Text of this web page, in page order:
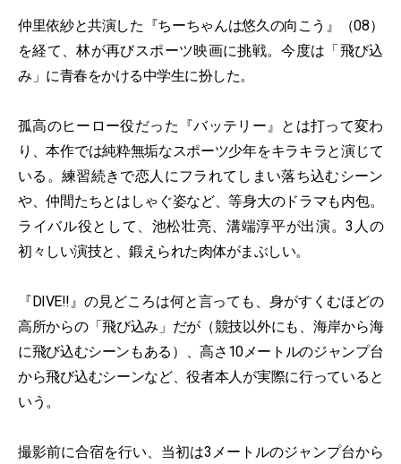
仲里依紗と共演した『ちーちゃんは悠久の向こう』（08）
を経て、林が再びスポーツ映画に挑戦。今度は「飛び込
み」に青春をかける中学生に扮した。
孤高のヒーロー役だった『バッテリー』とは打って変わ
り、本作では純粋無垢なスポーツ少年をキラキラと演じて
いる。練習続きで恋人にフラれてしまい落ち込むシーン
や、仲間たちとはしゃぐ姿など、等身大のドラマも内包。
ライバル役として、池松壮亮、溝端淳平が出演。3人の
初々しい演技と、鍛えられた肉体がまぶしい。
『DIVE!!』の見どころは何と言っても、身がすくむほどの
高所からの「飛び込み」だが（競技以外にも、海岸から海
に飛び込むシーンもある）、高さ10メートルのジャンプ台
から飛び込むシーンなど、役者本人が実際に行っていると
いう。
撮影前に合宿を行い、当初は3メートルのジャンプ台から